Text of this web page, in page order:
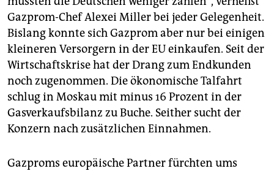
Gazprom-Chef Alexei Miller bei jeder Gelegenheit.
Bislang konnte sich Gazprom aber nur bei einigen
kleineren Versorgern in der EU einkaufen. Seit der
Wirtschaftskrise hat der Drang zum Endkunden
noch zugenommen. Die ökonomische Talfahrt
schlug in Moskau mit minus 16 Prozent in der
Gasverkaufsbilanz zu Buche. Seither sucht der
Konzern nach zusätzlichen Einnahmen.
Gazproms europäische Partner fürchten ums